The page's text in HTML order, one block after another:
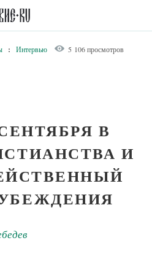
: Интервью 5 106 просмотров
В
И